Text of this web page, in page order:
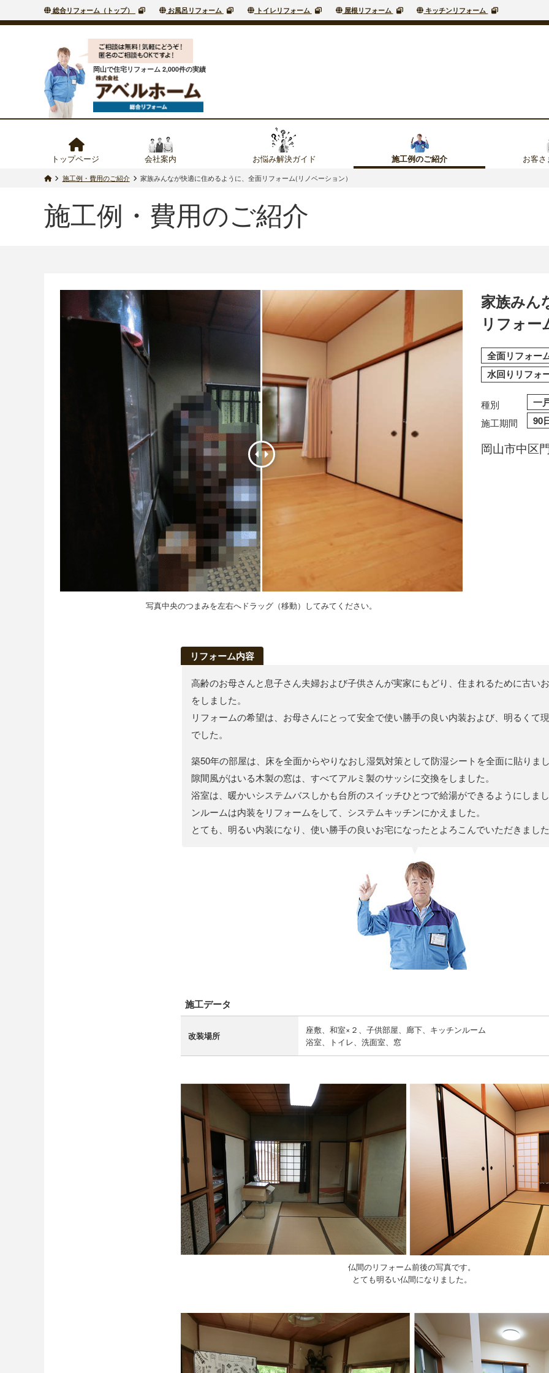
総合リフォーム（トップ） お風呂リフォーム トイレリフォーム 屋根リフォーム キッチンリフォーム
岡山で住宅リフォーム 2,000件の実績
トップページ 会社案内 お悩み解決ガイド 施工例のご紹介 お客
施工例・費用のご紹介 家族みんなが快適に住めるように、全面リフォーム(リノベーション）
施工例・費用のご紹介
写真中央のつまみを左右へドラッグ（移動）してみてください。
家族みん
リフォー
全面リフォー
水回りリフォ
種別 一
施工期間 90
岡山市中区
リフォーム内容
高齢のお母さんと息子さん夫婦および子供さんが実家にもどり、住まれるために古い
をしました。
リフォームの希望は、お母さんにとって安全で使い勝手の良い内装および、明るくて
でした。
築50年の部屋は、床を全面からやりなおし湿気対策として防湿シートを全面に貼りま
隙間風がはいる木製の窓は、すべてアルミ製のサッシに交換をしました。
浴室は、暖かいシステムバスしかも台所のスイッチひとつで給湯ができるようにしま
ンルームは内装をリフォームをして、システムキッチンにかえました。
とても、明るい内装になり、使い勝手の良いお宅になったとよろこんでいただきまし
施工データ
改装場所
座敷、和室×２、子供部屋、廊下、キッチンルーム
浴室、トイレ、洗面室、窓
仏間のリフォーム前後の写真です。
とても明るい仏間になりました。